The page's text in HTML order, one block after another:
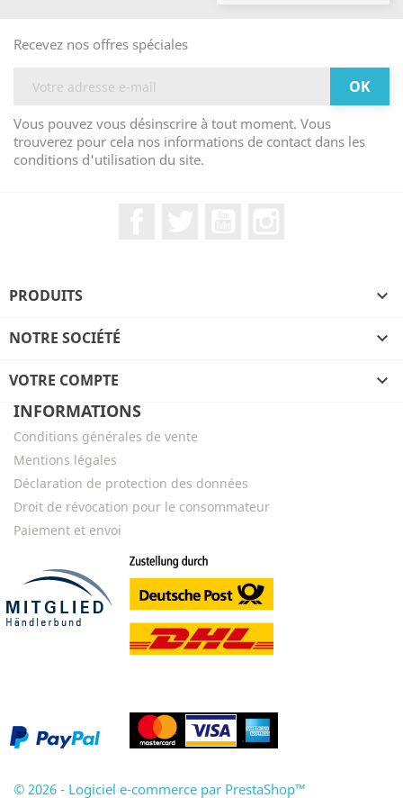
Recevez nos offres spéciales
Vous pouvez vous désinscrire à tout moment. Vous
trouverez pour cela nos informations de contact dans les
conditions d'utilisation du site.
PRODUITS 
NOTRE SOCIÉTÉ 
VOTRE COMPTE

INFORMATIONS
Conditions générales de vente
Mentions légales
Déclaration de protection des données
Droit de révocation pour le consommateur
Paiement et envoi
© 2026 - Logiciel e-commerce par PrestaShop™